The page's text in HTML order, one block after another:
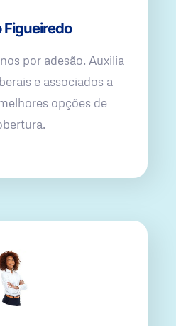
Figueiredo
por adesão. Auxilia
e associados a
opções de